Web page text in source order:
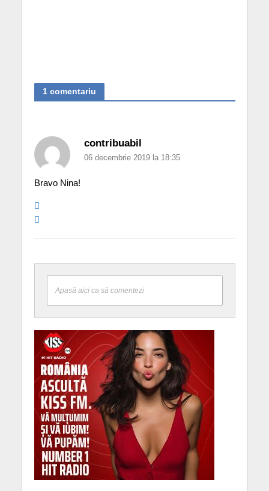
1 comentariu
contribuabil
06 decembrie 2019 la 18:35
Bravo Nina!
Apasă aici ca să comentezi